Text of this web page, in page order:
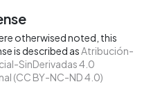
otherwised noted, this
is described asAtribución-
SinDerivadas 4.0
(CC BY-NC-ND 4.0)